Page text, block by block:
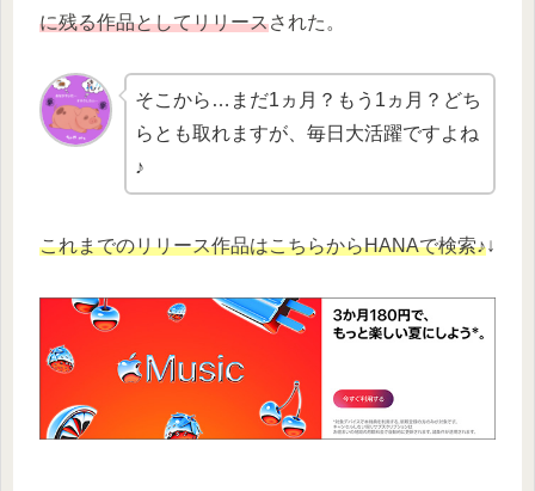
に残る作品としてリリースされた。
そこから…まだ1ヵ月？もう1ヵ月？どち
らとも取れますが、毎日大活躍ですよね
♪
これまでのリリース作品はこちらからHANAで検索♪↓